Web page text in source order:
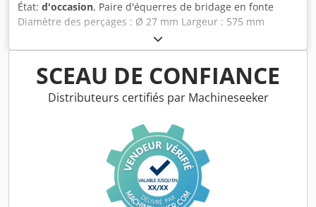
État: d'occasion, Paire d'équerres de bridage en fonte
Diamètre des perçages : Ø 27 mm Largeur : 575 mm
Profondeur : 2000 mm Hauteur totale : 4000 mm Poids
unitaire : environ 6 T Crodozmw Naspfx Ah Tof
SCEAU DE CONFIANCE
Distributeurs certifiés par Machineseeker